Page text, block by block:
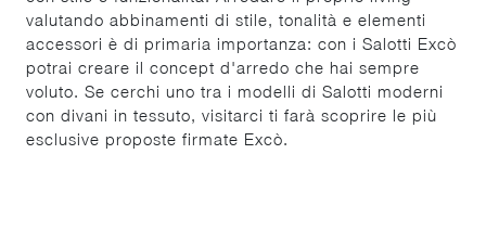
valutando abbinamenti di stile, tonalità e elementi
accessori è di primaria importanza: con i Salotti Excò
potrai creare il concept d'arredo che hai sempre
voluto. Se cerchi uno tra i modelli di Salotti moderni
con divani in tessuto, visitarci ti farà scoprire le più
esclusive proposte firmate Excò.